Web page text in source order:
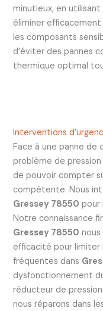
minutieux, en
éliminer
les composants
d’éviter des pannes
thermique optimal
Interventions
Face à une panne de
problème de pression
de pouvoir compter
compétente. Nous
Gressey 78550 pour
Notre connaissance
Gressey 78550
efficacité pour limiter
fréquentes dans
dysfonctionnement
réducteur de
nous réparons dans